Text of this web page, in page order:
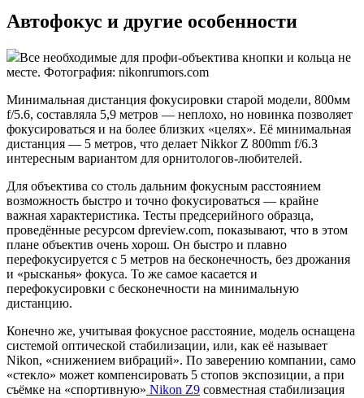
Автофокус и другие особенности
Все необходимые для профи-объектива кнопки и кольца не
месте. Фотография: nikonrumors.com
Минимальная дистанция фокусировки старой модели, 800мм
f/5.6, составляла 5,9 метров — неплохо, но новинка позволяет
фокусироваться и на более близких «целях». Её минимальная
дистанция — 5 метров, что делает Nikkor Z 800mm f/6.3
интересным вариантом для орнитологов-любителей.
Для объектива со столь дальним фокусным расстоянием
возможность быстро и точно фокусироваться — крайне
важная характеристика. Тесты предсерийного образца,
проведённые ресурсом dpreview.com, показывают, что в этом
плане объектив очень хорош. Он быстро и плавно
перефокусируется с 5 метров на бесконечность, без дрожания
и «рысканья» фокуса. То же самое касается и
перефокусировки с бесконечности на минимальную
дистанцию.
Конечно же, учитывая фокусное расстояние, модель оснащена
системой оптической стабилизации, или, как её называет
Nikon, «снижением вибраций». По заверению компании, само
«стекло» может компенсировать 5 стопов экспозиции, а при
съёмке на «спортивную» Nikon Z9 совместная стабилизация